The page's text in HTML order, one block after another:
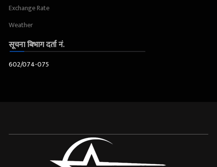
Exchange Rate
Weather
सूचना बिभाग दर्ता नं.
602/074-075